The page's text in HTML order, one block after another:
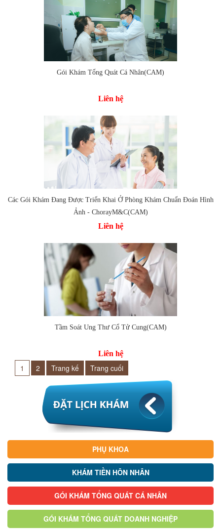
Gói Khám Tổng Quát Cá Nhân(CAM)
Liên hệ
Thêm vào so sánh
Các Gói Khám Đang Được Triển Khai Ở Phòng Khám Chuẩn Đoán Hình
Ảnh - ChorayM&C(CAM)
Liên hệ
Thêm vào so sánh
Tầm Soát Ung Thư Cổ Tử Cung(CAM)
Liên hệ
1 2 Trang kế Trang cuối
PHỤ KHOA
KHÁM TIỀN HÔN NHÂN
GÓI KHÁM TỔNG QUÁT CÁ NHÂN
GÓI KHÁM TỔNG QUÁT DOANH NGHIỆP